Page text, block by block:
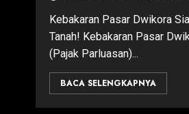
Kebakaran Pasar Dwikora
Tanah! Kebakaran Pasar
(Pajak Parluasan)...
BACA SELENGKAPNYA